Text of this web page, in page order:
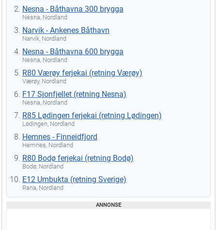
Nesna - Båthavna 300 brygga
Nesna, Nordland
Narvik - Ankenes Båthavn
Narvik, Nordland
Nesna - Båthavna 600 brygga
Nesna, Nordland
R80 Værøy ferjekai (retning Værøy)
Værøy, Nordland
F17 Sjonfjellet (retning Nesna)
Nesna, Nordland
R85 Lødingen ferjekai (retning Lødingen)
Lødingen, Nordland
Hemnes - Finneidfjord
Hemnes, Nordland
R80 Bodø ferjekai (retning Bodø)
Bodø, Nordland
E12 Umbukta (retning Sverige)
Rana, Nordland